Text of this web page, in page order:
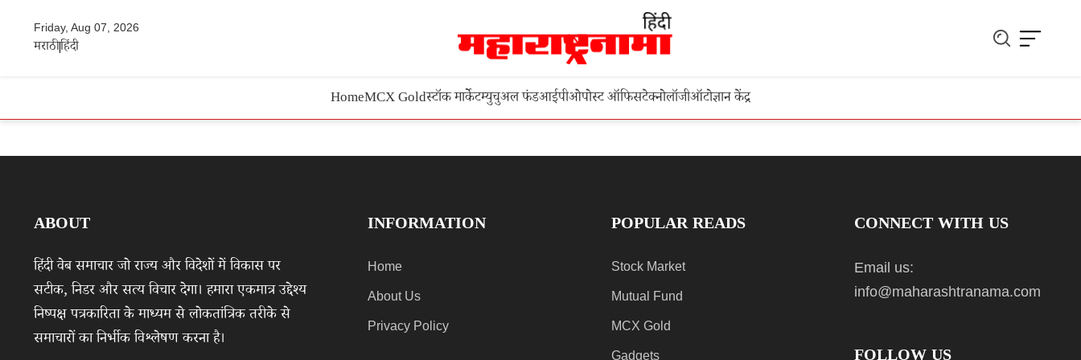
Friday, Aug 07, 2026
मराठीहिंदी
HomeMCX Goldस्टॉक मार्केटम्युचुअल फंडआईपीओपोस्ट ऑफिसटेक्नोलॉजीऑटोज्ञान केंद्र
ABOUT
हिंदी वेब समाचार जो राज्य और विदेशों में विकास पर
सटीक, निडर और सत्य विचार देगा। हमारा एकमात्र उद्देश्य
निष्पक्ष पत्रकारिता के माध्यम से लोकतांत्रिक तरीके से
समाचारों का निर्भीक विश्लेषण करना है।
INFORMATION
Home
About Us
Privacy Policy
POPULAR READS
Stock Market
Mutual Fund
MCX Gold
Gadgets
CONNECT WITH US
Email us:
info@maharashtranama.com